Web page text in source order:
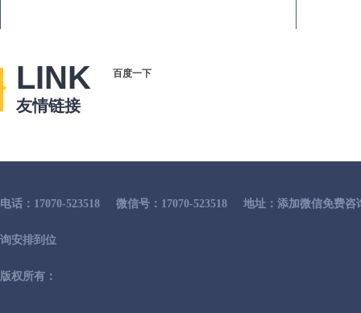
LINK
友情链接
百度一下
电话：17070-523518 微信号：17070-523518 地址：添加微信免费
询安排到位
版权所有：